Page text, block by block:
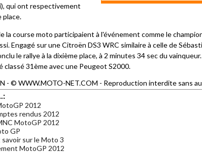
qui ont respectivement
place.
la course moto participaient à l'événement comme le
Engagé sur une Citroën DS3 WRC similaire à celle de
le rallye à la dixième place, à 2 minutes 34 sec du
classé 31ème avec une Peugeot S2000.
- © WWW.MOTO-NET.COM - Reproduction interdite sans
2012
rendus 2012
MotoGP 2012
GP
sur le Moto 3
MotoGP 2012